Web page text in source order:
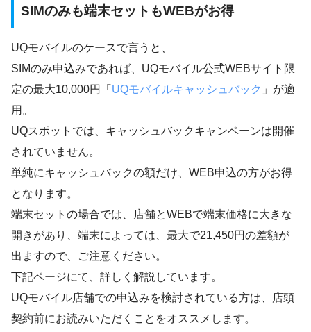
SIMのみも端末セットもWEBがお得
UQモバイルのケースで言うと、
SIMのみ申込みであれば、UQモバイル公式WEBサイト限
定の最大10,000円「 UQモバイルキャッシュバック 」が適
用。
UQスポットでは、キャッシュバックキャンペーンは開催
されていません。
単純にキャッシュバックの額だけ、WEB申込の方がお得
となります。
端末セットの場合では、店舗とWEBで端末価格に大きな
開きがあり、端末によっては、最大で21,450円の差額が
出ますので、ご注意ください。
下記ページにて、詳しく解説しています。
UQモバイル店舗での申込みを検討されている方は、店頭
契約前にお読みいただくことをオススメします。